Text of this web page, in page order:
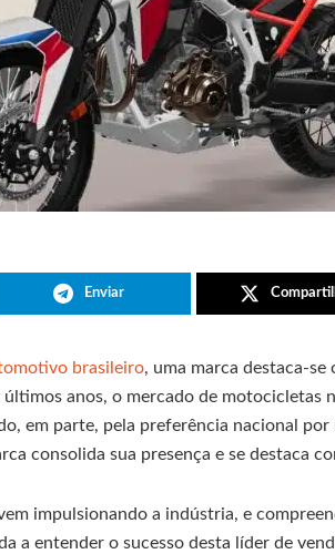
Enviar
brasileiro, uma marca destaca-se
anos, o mercado de motocicletas
em parte, pela preferência nacional por
consolida sua presença e se destaca
impulsionando a indústria, e
a entender o sucesso desta líder de